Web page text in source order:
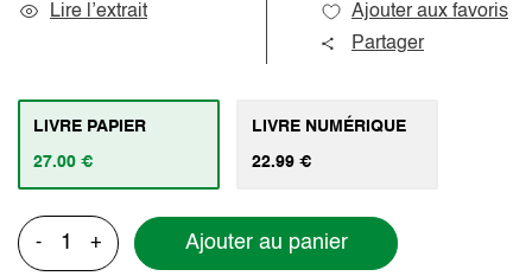
Lire l’extrait
Ajouter aux favoris
Partager
LIVRE PAPIER
27.00 €
LIVRE NUMÉRIQUE
22.99 €
- + Ajouter au panier